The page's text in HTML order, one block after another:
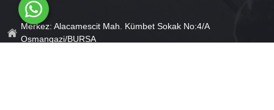
Merkez: Alacamescit Mah. Kümbet Sokak No:4/A
Osmangazi/BURSA